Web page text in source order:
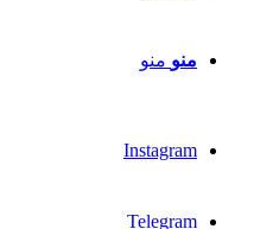
منو منو
Instagram
Telegram